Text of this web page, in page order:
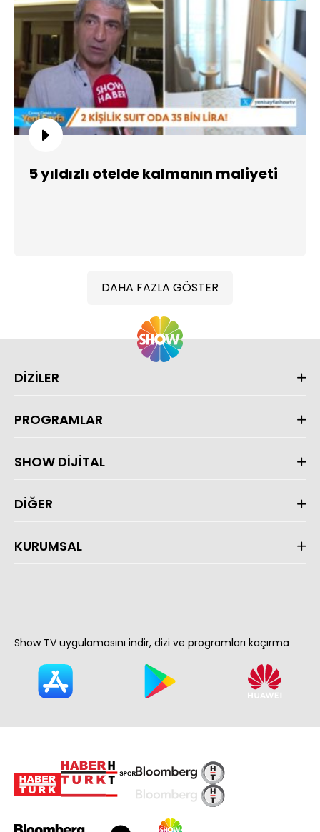
5 yıldızlı otelde kalmanın maliyeti
DAHA FAZLA GÖSTER
DİZİLER
PROGRAMLAR
SHOW DİJİTAL
DİĞER
KURUMSAL
Show TV uygulamasını indir, dizi ve programları kaçırma